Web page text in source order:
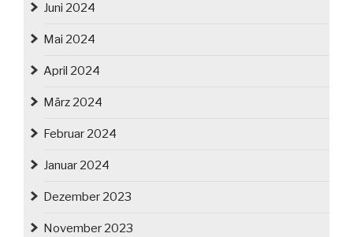
Juni 2024
Mai 2024
April 2024
März 2024
Februar 2024
Januar 2024
Dezember 2023
November 2023